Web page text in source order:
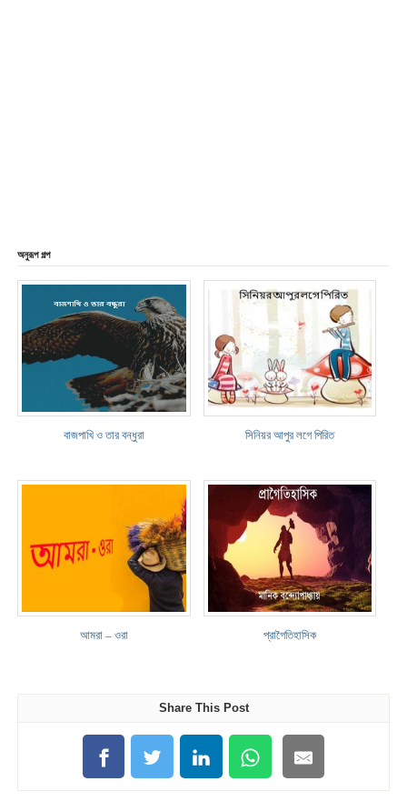
অনুরূপ গল্প
বাজপাখি ও তার বন্ধুরা সিনিয়র আপুর লগে পিরিত
আমরা – ওরা প্রাগৈতিহাসিক
Share This Post